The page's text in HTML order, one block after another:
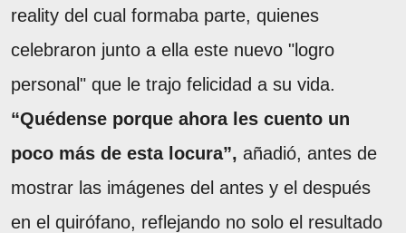
reality del cual formaba parte, quienes
celebraron junto a ella este nuevo "logro
personal" que le trajo felicidad a su vida.
“Quédense porque ahora les cuento un
poco más de esta locura”, añadió, antes de
mostrar las imágenes del antes y el después
en el quirófano, reflejando no solo el resultado